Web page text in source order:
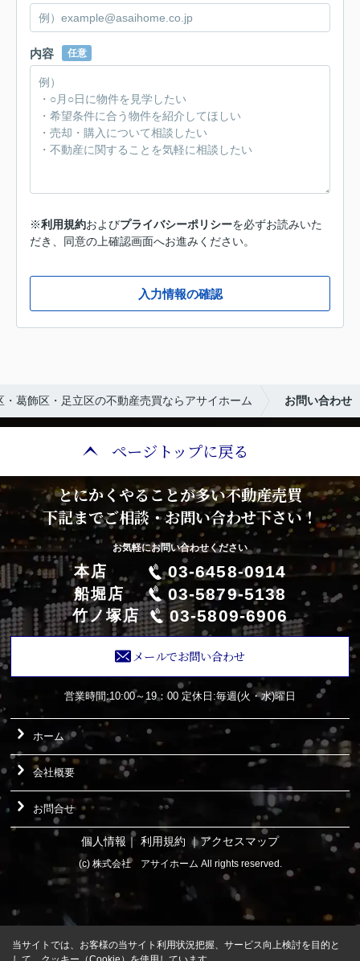
内容 任意
※利用規約およびプライバシーポリシーを必ずお読みいた
だき、同意の上確認画面へお進みください。
入力情報の確認
・葛飾区・足立区の不動産売買ならアサイホーム お問い合わせ
ページトップに戻る
とにかくやることが多い不動産売買
下記までご相談・お問い合わせ下さい！
お気軽にお問い合わせください
本店 03-6458-0914
船堀店 03-5879-5138
竹ノ塚店 03-5809-6906
メールでお問い合わせ
営業時間:10:00～19：00 定休日:毎週(火・水)曜日
ホーム
会社概要
お問合せ
個人情報 ｜ 利用規約 ｜アクセスマップ
(c) 株式会社 アサイホーム All rights reserved.
当サイトでは、お客様の当サイト利用状況把握、サービス向上検討を目的と